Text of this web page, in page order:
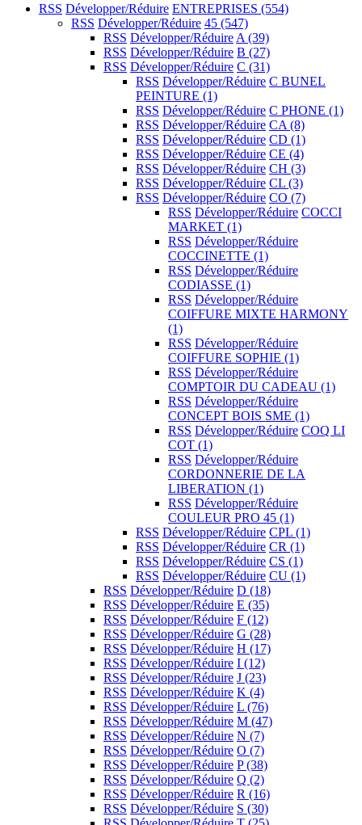
RSS Développer/Réduire ENTREPRISES (554)
RSS Développer/Réduire 45 (547)
RSS Développer/Réduire A (39)
RSS Développer/Réduire B (27)
RSS Développer/Réduire C (31)
RSS Développer/Réduire C BUNEL
PEINTURE (1)
RSS Développer/Réduire C PHONE (1)
RSS Développer/Réduire CA (8)
RSS Développer/Réduire CD (1)
RSS Développer/Réduire CE (4)
RSS Développer/Réduire CH (3)
RSS Développer/Réduire CL (3)
RSS Développer/Réduire CO (7)
RSS Développer/Réduire COCCI
MARKET (1)
RSS Développer/Réduire
COCCINETTE (1)
RSS Développer/Réduire
CODIASSE (1)
RSS Développer/Réduire
COIFFURE MIXTE HARMONY
(1)
RSS Développer/Réduire
COIFFURE SOPHIE (1)
RSS Développer/Réduire
COMPTOIR DU CADEAU (1)
RSS Développer/Réduire
CONCEPT BOIS SME (1)
RSS Développer/Réduire COQ LI
COT (1)
RSS Développer/Réduire
CORDONNERIE DE LA
LIBERATION (1)
RSS Développer/Réduire
COULEUR PRO 45 (1)
RSS Développer/Réduire CPL (1)
RSS Développer/Réduire CR (1)
RSS Développer/Réduire CS (1)
RSS Développer/Réduire CU (1)
RSS Développer/Réduire D (18)
RSS Développer/Réduire E (35)
RSS Développer/Réduire F (12)
RSS Développer/Réduire G (28)
RSS Développer/Réduire H (17)
RSS Développer/Réduire I (12)
RSS Développer/Réduire J (23)
RSS Développer/Réduire K (4)
RSS Développer/Réduire L (76)
RSS Développer/Réduire M (47)
RSS Développer/Réduire N (7)
RSS Développer/Réduire O (7)
RSS Développer/Réduire P(38)
RSS Développer/Réduire Q (2)
RSS Développer/Réduire R (16)
RSS Développer/Réduire S (30)